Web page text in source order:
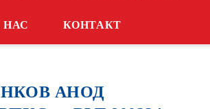
НАС КОНТАКТ
АНОД